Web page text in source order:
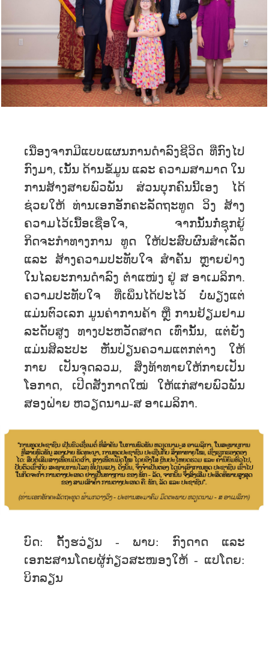
ເນື່ອງຈາກມີແບບແຜນການດຳລົງຊີວິດ ທີ່ກົງໄປ
ກົງມາ, ເນັ້ນ ດ້ານຂໍ້ມູນ ແລະ ຄວາມສາມາດ ໃນ
ການສ້າງສາຍພົວພັນ ສ່ວນບຸກຄົນນີ້ເອງ ໄດ້
ຊ່ວຍໃຫ້ ທ່ານເອກອັກຄະລັດຖະທູດ ວິງ ສ້າງ
ຄວາມໄວ້ເນື້ອເຊື່ອໃຈ, ຈາກນັ້ນກໍ່ຊຸກຍູ້
ກິດຈະກຳທາງການ ທູດ ໃຫ້ປະສົບຜົນສຳເລັດ
ແລະ ສ້າງຄວາມປະທັບໃຈ ສຳຄັນ ຫຼາຍຢ່າງ
ໃນໄລຍະການດຳລົງ ຕຳແໜ່ງ ຢູ່ ສ ອາເມລິກາ.
ຄວາມປະທັບໃຈ ທີ່ເພິ່ນໄດ້ປະໄວ້ ບໍ່ພຽງແຕ່
ແມ່ນຕົວເລກ ມູນຄ່າການຄ້າ ຫຼື ການຢ້ຽມຢາມ
ລະດັບສູງ ທາງປະຫວັດສາດ ເທົ່ານັ້ນ, ແຕ່ຍັງ
ແມ່ນສິລະປະ ຫັນປ່ຽນຄວາມແຕກຕ່າງ ໃຫ້
ກາຍ ເປັນຈຸດລວມ, ສິ່ງທ້າທາຍໃຫ້ກາຍເປັນ
ໂອກາດ, ເປີດສັງກາດໃໝ່ ໃຫ້ແກ່ສາຍພົວພັນ
ສອງຝ່າຍ ຫວຽດນາມ-ສ ອາເມລິກາ.
ບົດ: ດັ້ງຮວ່ຽນ - ພາບ: ກົງດາດ ແລະ
ເອກະສານໂດຍຜູ້ກ່ຽວສະໜອງໃຫ້ - ແປໂດຍ:
ບິກລຽນ